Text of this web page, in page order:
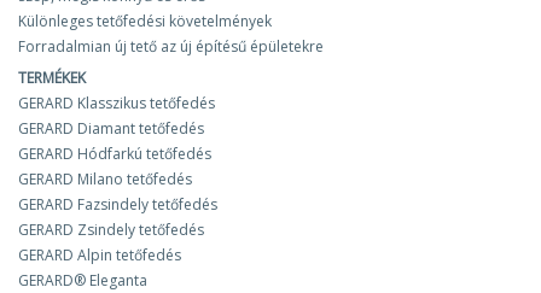
Különleges tetőfedési követelmények
Forradalmian új tető az új építésű épületekre
TERMÉKEK
GERARD Klasszikus tetőfedés
GERARD Diamant tetőfedés
GERARD Hódfarkú tetőfedés
GERARD Milano tetőfedés
GERARD Fazsindely tetőfedés
GERARD Zsindely tetőfedés
GERARD Alpin tetőfedés
GERARD® Eleganta